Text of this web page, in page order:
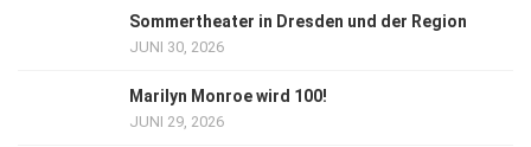
Sommertheater in Dresden und der Region
JUNI 30, 2026
Marilyn Monroe wird 100!
JUNI 29, 2026